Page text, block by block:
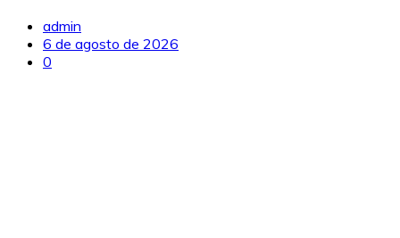
admin
6 de agosto de 2026
0